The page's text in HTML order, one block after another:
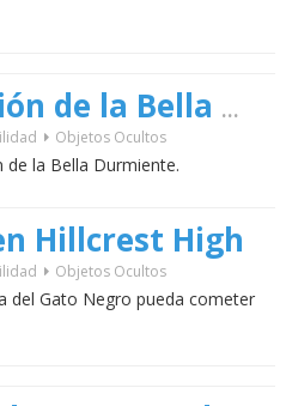
La Maldición de la Bella Durmiente
Objetos Ocultos
de la Bella Durmiente.
Hillcrest High
Objetos Ocultos
del Gato Negro pueda cometer